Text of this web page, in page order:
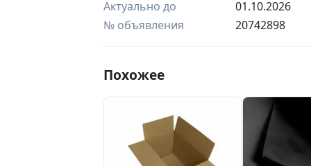
Бир флакон — юзлаб ҳис-туйғулар.
Синаб кўринг ва севиб қолинг!
Актуально до
01.10.2026
№ объявления
20742898
Похожее